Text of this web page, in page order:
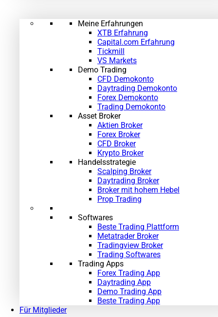
Meine Erfahrungen
XTB Erfahrung
Capital.com Erfahrung
Tickmill
VS Markets
Demo Trading
CFD Demokonto
Daytrading Demokonto
Forex Demokonto
Trading Demokonto
Asset Broker
Aktien Broker
Forex Broker
CFD Broker
Krypto Broker
Handelsstrategie
Scalping Broker
Daytrading Broker
Broker mit hohem Hebel
Prop Trading
Softwares
Beste Trading Plattform
Metatrader Broker
Tradingview Broker
Trading Softwares
Trading Apps
Forex Trading App
Daytrading App
Demo Trading App
Beste Trading App
Für Mitglieder